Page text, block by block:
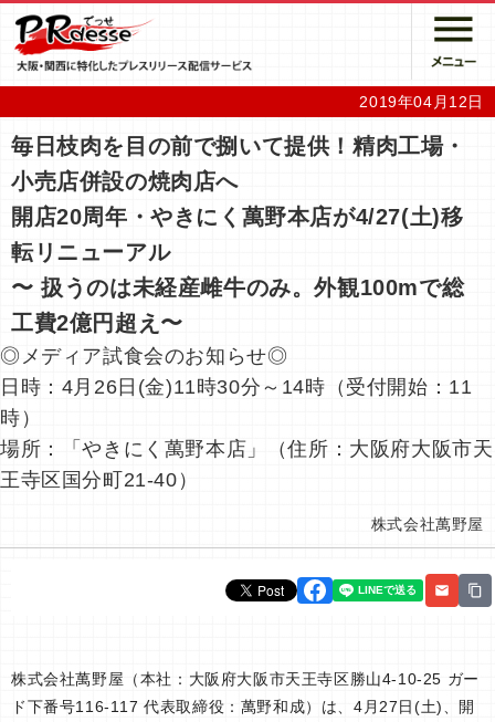
2019年04月12日
毎日枝肉を目の前で捌いて提供！精肉工場・
小売店併設の焼肉店へ
開店20周年・やきにく萬野本店が4/27(土)移
転リニューアル
〜 扱うのは未経産雌牛のみ。外観100mで総
工費2億円超え〜
◎メディア試食会のお知らせ◎
日時：4月26日(金)11時30分～14時（受付開始：11
時）
場所：「やきにく萬野本店」（住所：大阪府大阪市天
王寺区国分町21-40）
株式会社萬野屋
株式会社萬野屋（本社：大阪府大阪市天王寺区勝山4-10-25 ガー
ド下番号116-117 代表取締役：萬野和成）は、4月27日(土)、開